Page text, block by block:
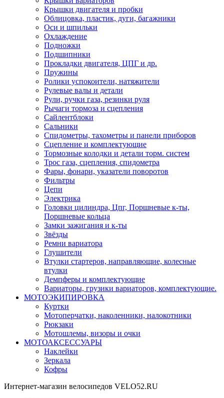
Крышки двигателя и пробки
Облицовка, пластик, дуги, багажники
Оси и шпильки
Охлаждение
Подножки
Подшипники
Прокладки двигателя, ЦПГ и др.
Пружины
Ролики успокоители, натяжители
Рулевые валы и детали
Рули, ручки газа, резинки руля
Рычаги тормоза и сцепления
Сайлентблоки
Сальники
Спидометры, тахометры и панели приборов
Сцепление и комплектующие
Тормозные колодки и детали торм. систем
Трос газа, сцепления, спидометра
Фары, фонари, указатели поворотов
Фильтры
Цепи
Электрика
Головки цилиндра, Цпг, Поршневые к-ты,
Поршневые кольца
Замки зажигания и к-ты
Звёзды
Ремни вариатора
Глушители
Втулки стартеров, направляющие, колесные
втулки
Демпферы и комплектующие
Вариаторы, грузики вариаторов, комплектующие.
МОТОЭКИПИРОВКА
Куртки
Мотоперчатки, наколенники, налокотники
Рюкзаки
Мотошлемы, визоры и очки
МОТОАКСЕССУАРЫ
Наклейки
Зеркала
Кофры
Интернет-магазин велосипедов VELO52.RU